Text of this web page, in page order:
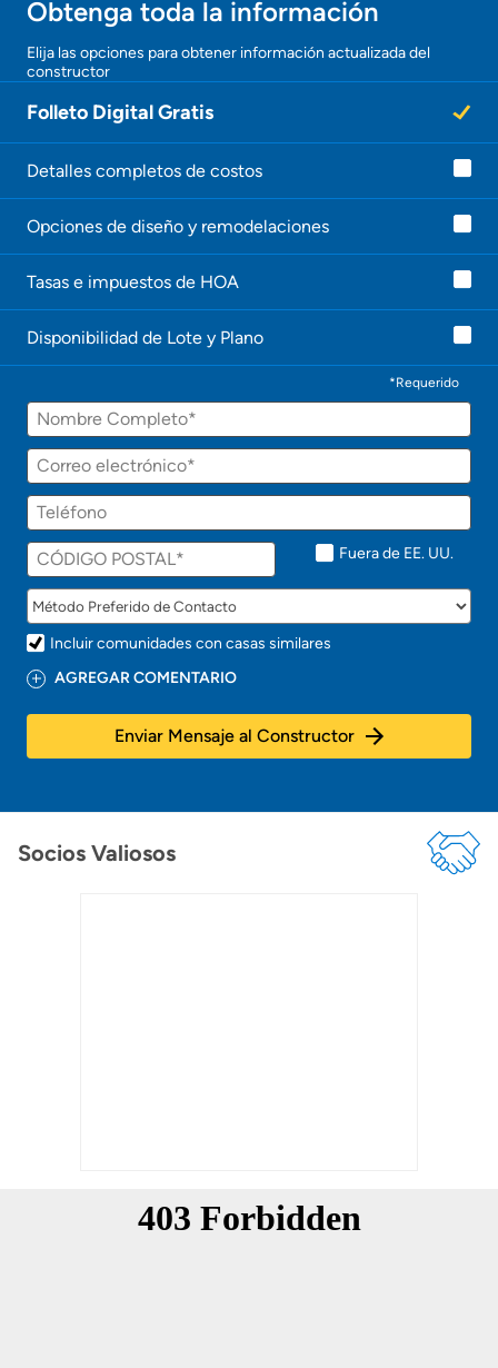
Obtenga toda la información
Elija las opciones para obtener información actualizada del
constructor
Folleto Digital Gratis
Detalles completos de costos
Opciones de diseño y remodelaciones
Tasas e impuestos de HOA
Disponibilidad de Lote y Plano
*Requerido
Fuera de EE. UU.
Incluir comunidades con casas similares
AGREGAR COMENTARIO
Enviar Mensaje al Constructor
Socios Valiosos